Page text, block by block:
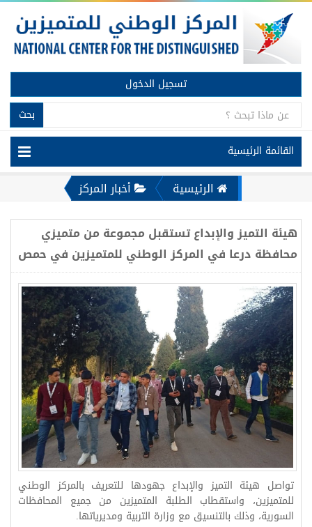
تسجيل الدخول
بحث
القائمة الرئيسية
الرئيسية أخبار المركز
هيئة التميز والإبداع تستقبل مجموعة من متميزي
محافظة درعا في المركز الوطني للمتميزين في حمص
تواصل هيئة التميز والإبداع جهودها للتعريف بالمركز الوطني
للمتميزين، واستقطاب الطلبة المتميزين من جميع المحافظات
السورية، وذلك بالتنسيق مع وزارة التربية ومديرياتها.